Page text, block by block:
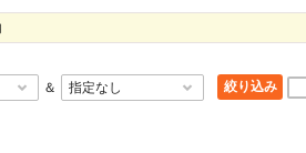
＆ 絞り込み